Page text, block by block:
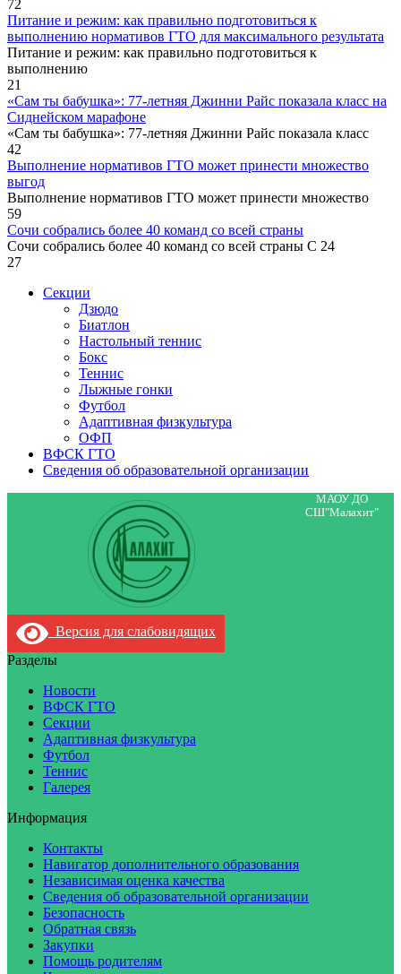
72
Питание и режим: как правильно подготовиться к
выполнению нормативов ГТО для максимального результата
Питание и режим: как правильно подготовиться к
выполнению
21
«Сам ты бабушка»: 77-летняя Джинни Райс показала класс на
Сиднейском марафоне
«Сам ты бабушка»: 77-летняя Джинни Райс показала класс
42
Выполнение нормативов ГТО может принести множество
выгод
Выполнение нормативов ГТО может принести множество
59
Сочи собрались более 40 команд со всей страны
Сочи собрались более 40 команд со всей страны С 24
27
Секции
Дзюдо
Биатлон
Настольный теннис
Бокс
Теннис
Лыжные гонки
Футбол
Адаптивная физкультура
ОФП
ВФСК ГТО
Сведения об образовательной организации
МАОУ ДО
СШ"Малахит"
Версия для слабовидящих
Разделы
Новости
ВФСК ГТО
Секции
Адаптивная физкультура
Футбол
Теннис
Галерея
Информация
Контакты
Навигатор дополнительного образования
Независимая оценка качества
Сведения об образовательной организации
Безопасность
Обратная связь
Закупки
Помощь родителям